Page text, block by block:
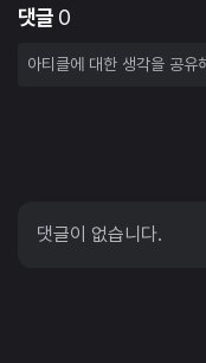
댓글 0
댓글이 없습니다.